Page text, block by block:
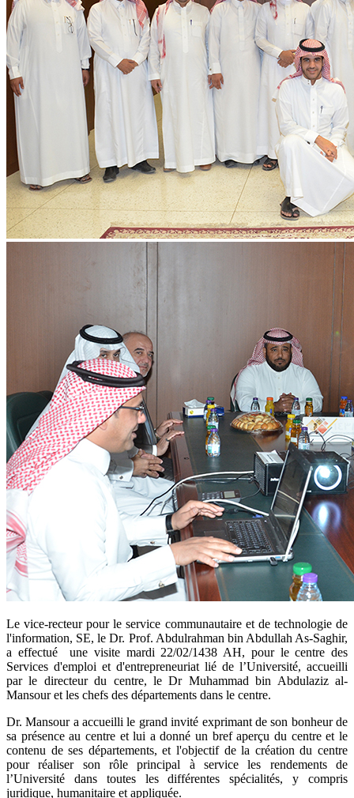
​Le vice-recteur pour le service communautaire et de technologie de
l'information, SE, le Dr. Prof. Abdulrahman bin Abdullah As-Saghir,
a effectué une visite mardi 22/02/1438 AH, pour le centre des
Services d'emploi et d'entrepreneuriat lié de l’Université, accueilli
par le directeur du centre, le Dr Muhammad bin Abdulaziz al-
Mansour et les chefs des départements dans le centre.
Dr. Mansour a accueilli le grand invité exprimant de son bonheur de
sa présence au centre et lui a donné un bref aperçu du centre et le
contenu de ses départements, et l'objectif de la création du centre
pour réaliser son rôle principal à service les rendements de
l’Université dans toutes les différentes spécialités, y compris
juridique, humanitaire et appliquée.